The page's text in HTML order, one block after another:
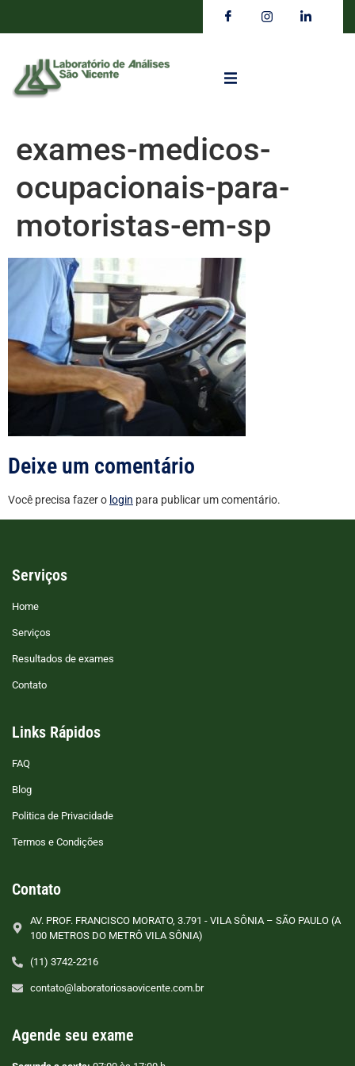
exames-medicos-
ocupacionais-para-
motoristas-em-sp
Deixe um comentário
Você precisa fazer o login para publicar um comentário.
Serviços
Home
Serviços
Resultados de exames
Contato
Links Rápidos
FAQ
Blog
Politica de Privacidade
Termos e Condições
Contato
AV. PROF. FRANCISCO MORATO, 3.791 - VILA SÔNIA – SÃO PAULO (A
100 METROS DO METRÔ VILA SÔNIA)
(11) 3742-2216
contato@laboratoriosaovicente.com.br
Agende seu exame